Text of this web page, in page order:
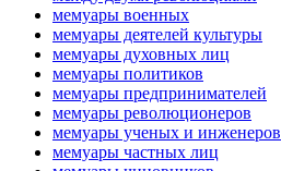
мемуары военных
мемуары деятелей культуры
мемуары духовных лиц
мемуары политиков
мемуары предпринимателей
мемуары революционеров
мемуары ученых и инженеров
мемуары частных лиц